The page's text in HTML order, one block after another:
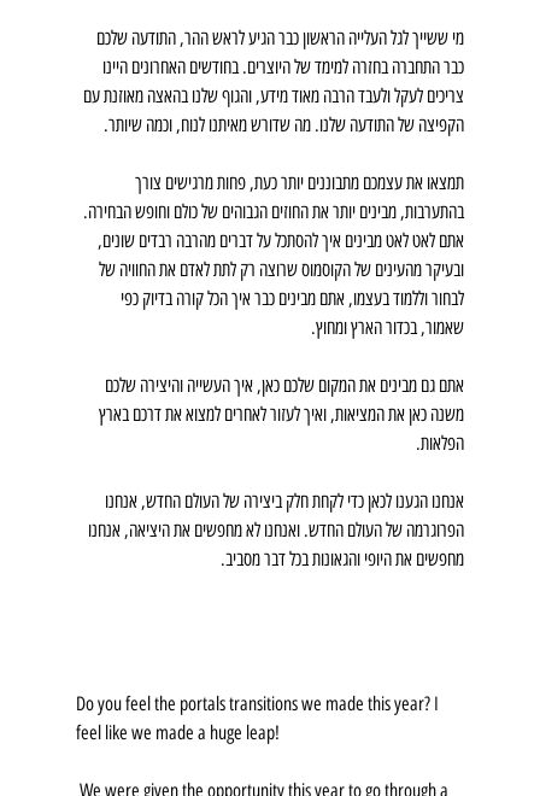
מי ששייך לגל העלייה הראשון כבר הגיע לראש ההר, התודעה שלכם
כבר התחברה בחזרה למימד של היוצרים. בחודשים האחרונים היינו
צריכים לעקל ולעבד הרבה מאוד מידע, והגוף שלנו בהאצה מאוזנת עם
הקפיצה של התודעה שלנו. מה שדורש מאיתנו לנוח, וכמה שיותר.
תמצאו את עצמכם מתבוננים יותר כעת, פחות מרגישים צורך
בהתערבות, מבינים יותר את החוזים הגבוהים של כולם וחופש הבחירה.
אתם לאט לאט מבינים איך להסתכל על דברים מהרבה רבדים שונים,
ובעיקר מהעינים של הקוסמוס שרוצה רק לתת לאדם את החוויה של
לבחור וללמוד בעצמו, אתם מבינים כבר איך הכל קורה בדיוק כפי
שאמור, בכדור הארץ ומחוץ.
אתם גם מבינים את המקום שלכם כאן, איך העשייה והיצירה שלכם
משנה כאן את המציאות, ואיך לעזור לאחרים למצוא את דרכם בארץ
הפלאות.
אנחנו הגענו לכאן כדי לקחת חלק ביצירה של העולם החדש, אנחנו
הפרוגרמה של העולם החדש. ואנחנו לא מחפשים את היציאה, אנחנו
מחפשים את היופי והגאונות בכל דבר מסביב.
Do you feel the portals transitions we made this year? I
feel like we made a huge leap!